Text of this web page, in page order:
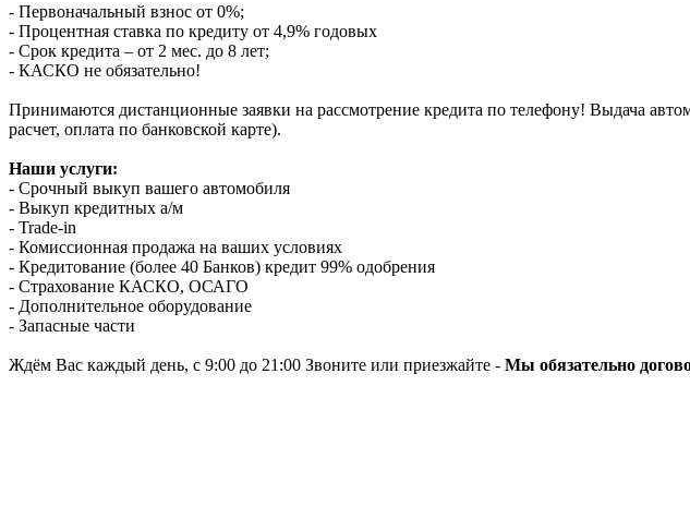
- Первоначальный взнос от 0%;
- Процентная ставка по кредиту от 4,9% годовых
- Срок кредита – от 2 мес. до 8 лет;
- КАСКО не обязательно!
Принимаются дистанционные заявки на рассмотрение кредита по телефону! Выдача
расчет, оплата по банковской карте).
Наши услуги:
- Срочный выкуп вашего автомобиля
- Выкуп кредитных а/м
- Trade-in
- Комиссионная продажа на ваших условиях
- Кредитование (более 40 Банков) кредит 99% одобрения
- Страхование КАСКО, ОСАГО
- Дополнительное оборудование
- Запасные части
Ждём Вас каждый день, с 9:00 до 21:00 Звоните или приезжайте - Мы обязательно